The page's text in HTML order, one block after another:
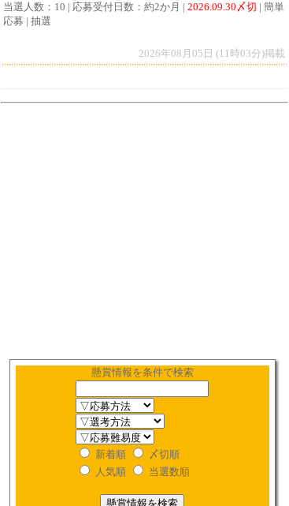
当選人数：10 | 応募受付日数：約2か月 | 2026.09.30〆切 | 簡単
応募 | 抽選
2026年08月05日 (11時03分)掲載
懸賞情報を条件で検索
新着順
〆切順
人気順
当選数順